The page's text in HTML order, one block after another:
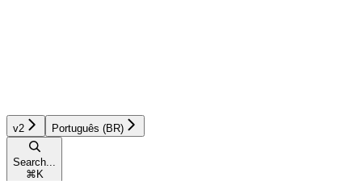
v2 Português (BR)
Search...
⌘ K